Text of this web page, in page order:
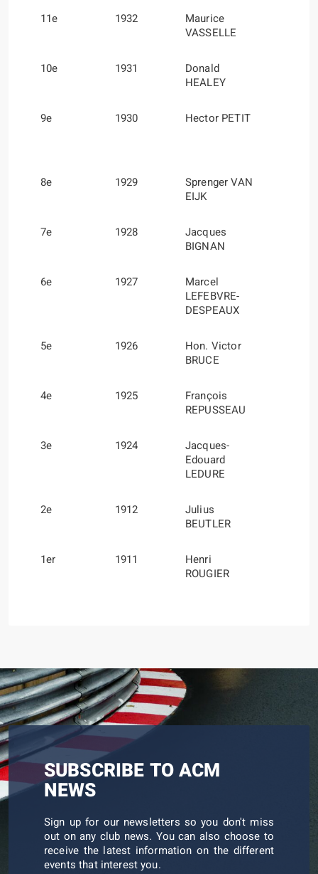
11e 1932
Maurice
VASSELLE
10e 1931
Donald
HEALEY
9e 1930 Hector PETIT
8e 1929
Sprenger VAN
EIJK
7e 1928
Jacques
BIGNAN
6e 1927
Marcel
LEFEBVRE-
DESPEAUX
5e 1926
Hon. Victor
BRUCE
4e 1925
François
REPUSSEAU
3e 1924
Jacques-
Edouard
LEDURE
2e 1912
Julius
BEUTLER
1er 1911
Henri
ROUGIER
SUBSCRIBE TO ACM
NEWS
Sign up for our newsletters so you don't miss
out on any club news. You can also choose to
receive the latest information on the different
events that interest you.